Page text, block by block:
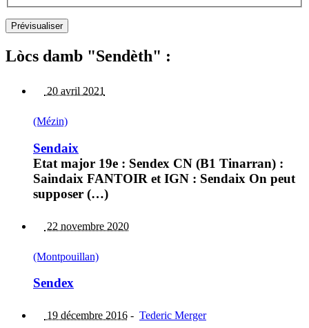
Lòcs damb "Sendèth" :
20 avril 2021
(Mézin)
Sendaix
Etat major 19e : Sendex CN (B1 Tinarran) :
Saindaix FANTOIR et IGN : Sendaix On peut
supposer (…)
22 novembre 2020
(Montpouillan)
Sendex
19 décembre 2016 - Tederic Merger